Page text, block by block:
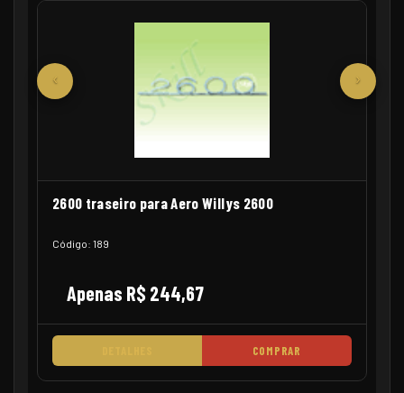
2600 traseiro para Aero Willys 2600
Código: 189
Apenas R$ 244,67
COMPRAR
‹ ›